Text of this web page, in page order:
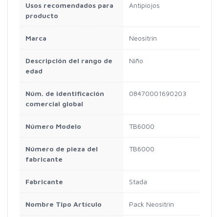
Usos recomendados para
producto
Antipiojos
Marca Neositrín
Descripción del rango de
edad
Niño
Núm. de identificación
comercial global
08470001690203
Número Modelo TB6000
Número de pieza del
fabricante
TB6000
Fabricante Stada
Nombre Tipo Artículo Pack Neositrín